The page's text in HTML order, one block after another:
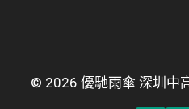
© 2026 優馳雨傘 深圳中